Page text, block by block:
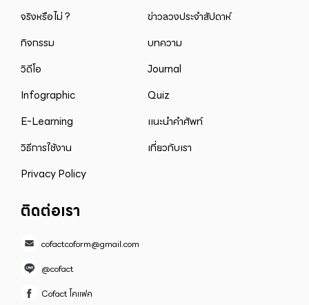
จริงหรือไม่ ?
ข่าวลวงประจำสัปดาห์
กิจกรรม
บทความ
วิดีโอ
Journal
Infographic
Quiz
E-Learning
แนะนำคำศัพท์
วิธีการใช้งาน
เกี่ยวกับเรา
Privacy Policy
ติดต่อเรา
cofactcoform@gmail.com
@cofact
Cofact โคแฟค